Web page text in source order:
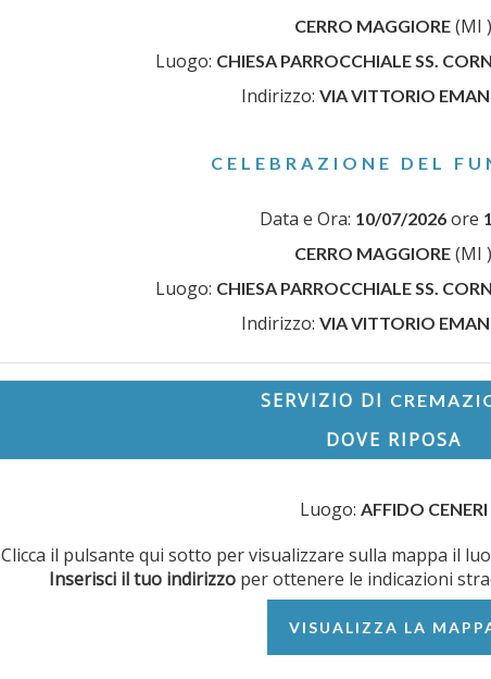
CERRO MAGGIORE (MI )
Luogo: CHIESA PARROCCHIALE SS.
Indirizzo: VIA VITTORIO
CELEBRAZIONE DEL
Data e Ora: 10/07/2026 ore
CERRO MAGGIORE (MI )
Luogo: CHIESA PARROCCHIALE SS.
Indirizzo: VIA VITTORIO
SERVIZIO DI
DOVE RIPOSA
Luogo: AFFIDO CENERI
Clicca il pulsante qui sotto per visualizzare sulla mappa il
Inserisci il tuo indirizzoper ottenere le indicazioni
VISUALIZZA LA